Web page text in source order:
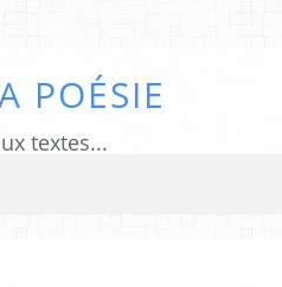
POÉSIE
textes...